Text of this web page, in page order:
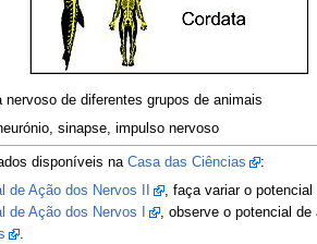
nervoso de diferentes grupos de animais
sinapse, impulso nervoso
disponíveis naCasa das Ciências
:
de Ação dos Nervos II
, faça variar o
de Ação dos Nervos I
, observe o potencial
.